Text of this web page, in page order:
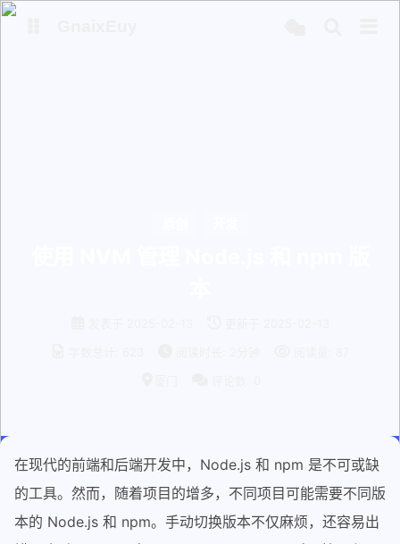
在现代的前端和后端开发中，Node.js 和 npm 是不可或缺
的工具。然而，随着项目的增多，不同项目可能需要不同版
本的 Node.js 和 npm。手动切换版本不仅麻烦，还容易出